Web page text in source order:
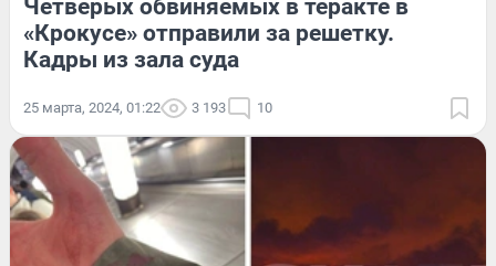
Четверых обвиняемых в теракте в
«Крокусе» отправили за решетку.
Кадры из зала суда
25 марта, 2024, 01:22 3 193 10